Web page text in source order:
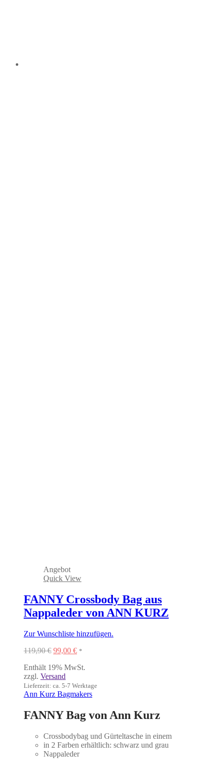
Angebot
Quick View
FANNY Crossbody Bag aus
Nappaleder von ANN KURZ
Zur Wunschliste hinzufügen.
119,90€ Ursprünglicher
war:
119,90 €
99,00 €Aktueller
ist:
*
Enthält 19% MwSt.
zzgl. Versand
Lieferzeit: ca. 5-7 Werktage
Ann Kurz Bagmakers
FANNY Bag von Ann Kurz
Crossbodybag und Gürteltasche in einem
in 2 Farben erhältlich: schwarz und grau
Nappaleder